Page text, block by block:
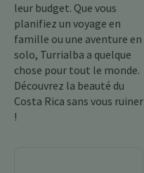
leur budget. Que vous
planifiez un voyage en
famille ou une aventure en
solo, Turrialba a quelque
chose pour tout le monde.
Découvrez la beauté du
Costa Rica sans vous ruiner
!